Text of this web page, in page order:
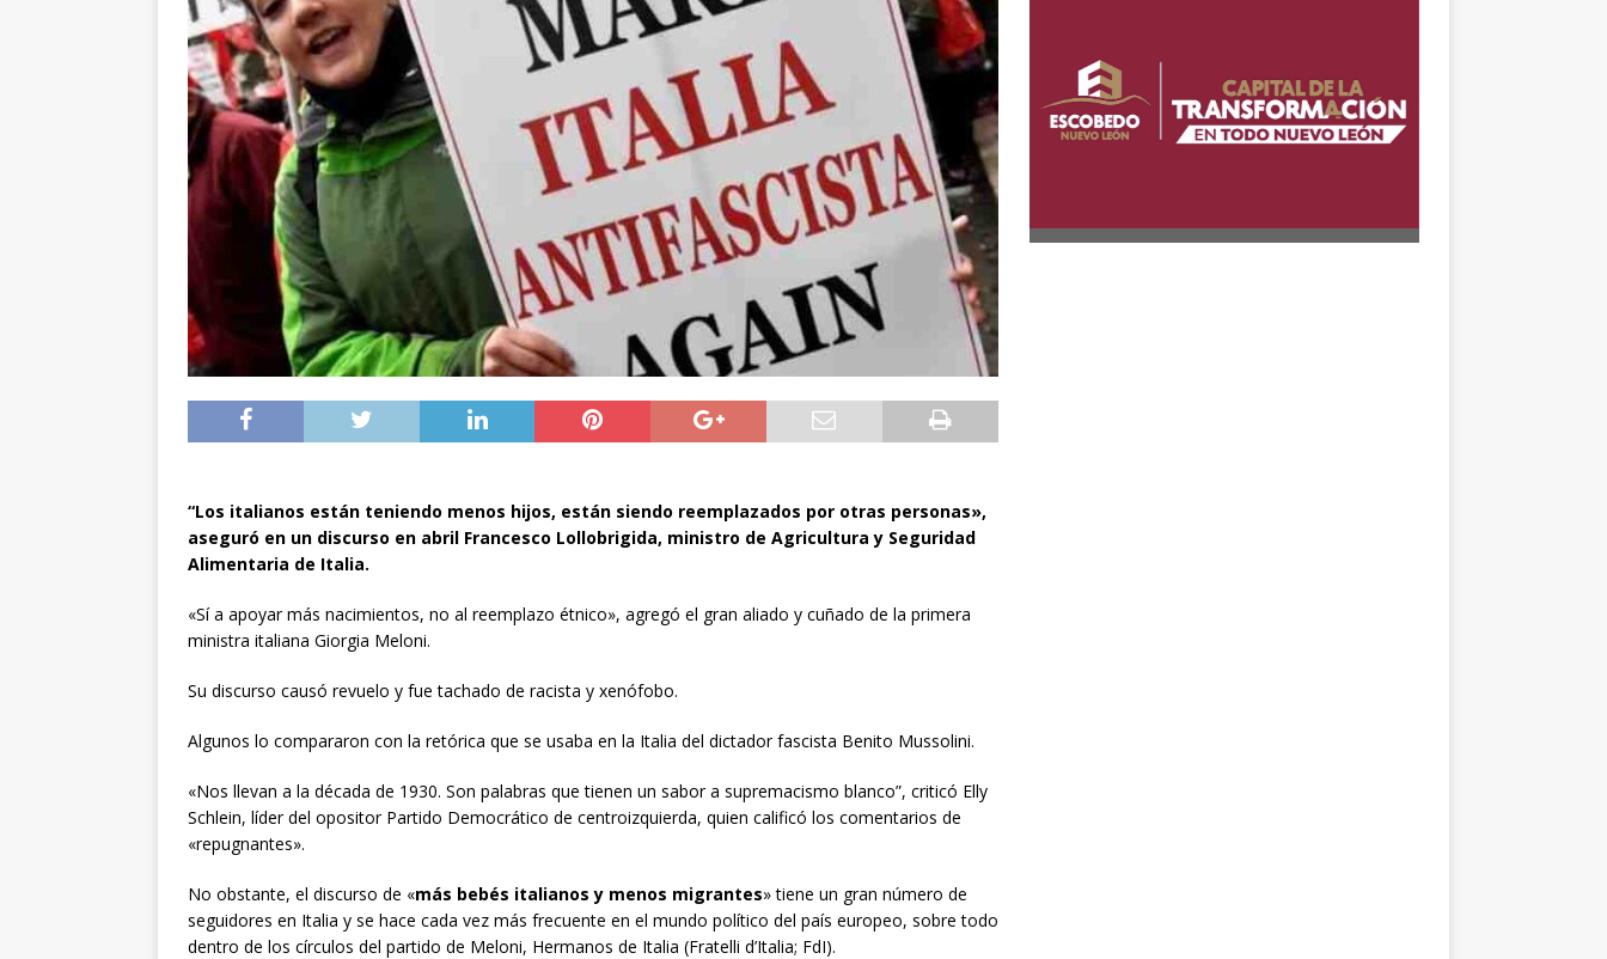
“Los italianos están teniendo menos hijos, están siendo reemplazados por otras personas»,
aseguró en un discurso en abril Francesco Lollobrigida, ministro de Agricultura y Seguridad
Alimentaria de Italia.
«Sí a apoyar más nacimientos, no al reemplazo étnico», agregó el gran aliado y cuñado de la primera
ministra italiana Giorgia Meloni.
Su discurso causó revuelo y fue tachado de racista y xenófobo.
Algunos lo compararon con la retórica que se usaba en la Italia del dictador fascista Benito Mussolini.
«Nos llevan a la década de 1930. Son palabras que tienen un sabor a supremacismo blanco”, criticó Elly
Schlein, líder del opositor Partido Democrático de centroizquierda, quien calificó los comentarios de
«repugnantes».
No obstante, el discurso de «más bebés italianos y menos migrantes» tiene un gran número de
seguidores en Italia y se hace cada vez más frecuente en el mundo político del país europeo, sobre todo
dentro de los círculos del partido de Meloni, Hermanos de Italia (Fratelli d’Italia; FdI).